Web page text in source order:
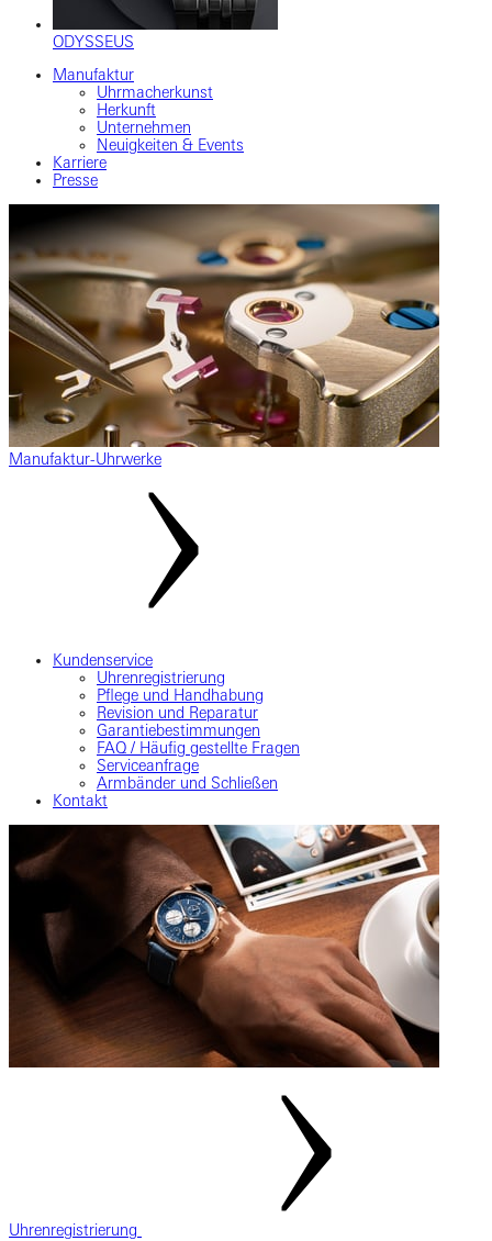
ODYSSEUS
Manufaktur
Uhrmacherkunst
Herkunft
Unternehmen
Neuigkeiten & Events
Karriere
Presse
Manufaktur-Uhrwerke
Kundenservice
Uhrenregistrierung
Pflege und Handhabung
Revision und Reparatur
Garantiebestimmungen
FAQ / Häufig gestellte Fragen
Serviceanfrage
Armbänder und Schließen
Kontakt
Uhrenregistrierung